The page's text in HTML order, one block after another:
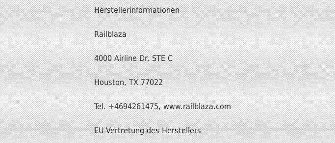
Herstellerinformationen
Railblaza
4000 Airline Dr. STE C
Houston, TX 77022
Tel. +4694261475, www.railblaza.com
EU-Vertretung des Herstellers